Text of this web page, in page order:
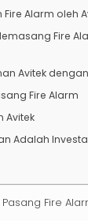
Alarm oleh
Fire
Avitek
Fire Alarm
Avitek
Adalah
Fire